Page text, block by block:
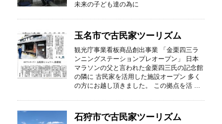
未来の子ども達の為に
玉名市で古民家ツーリズム
観光庁事業看板商品創出事業 「金栗四三ラ
ンニングステーションプレオープン」 日本
マラソンの父と言われた金栗四三氏の記念館
の隣に 古民家を活用した施設オープン 多く
の方にお越し頂きました。 この拠点を活 ...
石狩市で古民家ツーリズム